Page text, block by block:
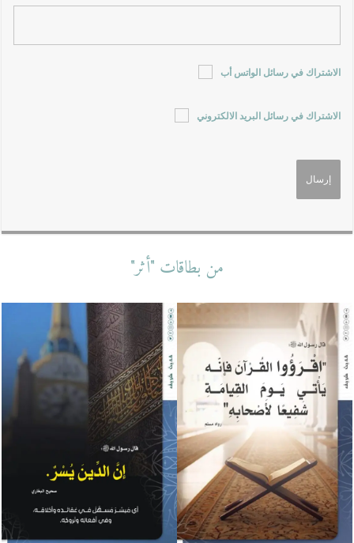
الاشتراك في رسائل الواتس أب
الاشتراك في رسائل البريد الالكتروني
من بطاقات "أثر"